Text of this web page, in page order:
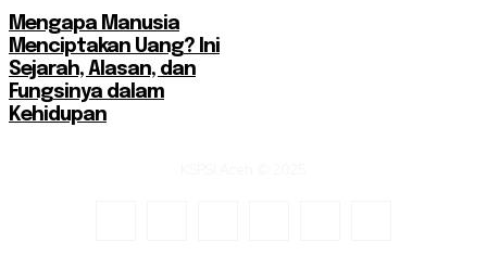
Mengapa Manusia
Menciptakan Uang? Ini
Sejarah, Alasan, dan
Fungsinya dalam
Kehidupan